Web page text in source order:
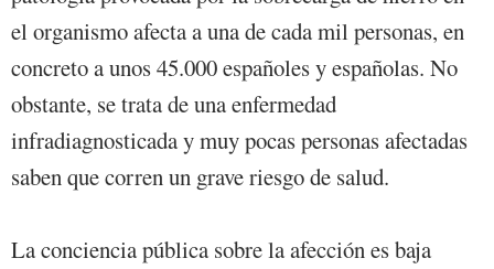
el organismo afecta a una de cada mil personas, en
concreto a unos 45.000 españoles y españolas. No
obstante, se trata de una enfermedad
infradiagnosticada y muy pocas personas afectadas
saben que corren un grave riesgo de salud.
La conciencia pública sobre la afección es baja